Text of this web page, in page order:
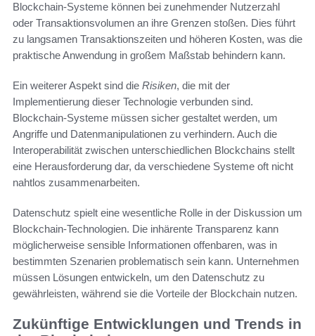
Blockchain-Systeme können bei zunehmender Nutzerzahl
oder Transaktionsvolumen an ihre Grenzen stoßen. Dies führt
zu langsamen Transaktionszeiten und höheren Kosten, was die
praktische Anwendung in großem Maßstab behindern kann.
Ein weiterer Aspekt sind die Risiken, die mit der
Implementierung dieser Technologie verbunden sind.
Blockchain-Systeme müssen sicher gestaltet werden, um
Angriffe und Datenmanipulationen zu verhindern. Auch die
Interoperabilität zwischen unterschiedlichen Blockchains stellt
eine Herausforderung dar, da verschiedene Systeme oft nicht
nahtlos zusammenarbeiten.
Datenschutz spielt eine wesentliche Rolle in der Diskussion um
Blockchain-Technologien. Die inhärente Transparenz kann
möglicherweise sensible Informationen offenbaren, was in
bestimmten Szenarien problematisch sein kann. Unternehmen
müssen Lösungen entwickeln, um den Datenschutz zu
gewährleisten, während sie die Vorteile der Blockchain nutzen.
Zukünftige Entwicklungen und Trends in